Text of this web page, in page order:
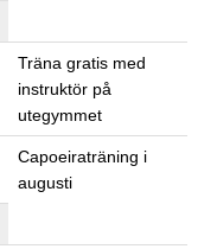
Träna gratis med
instruktör på
utegymmet
Capoeiraträning i
augusti